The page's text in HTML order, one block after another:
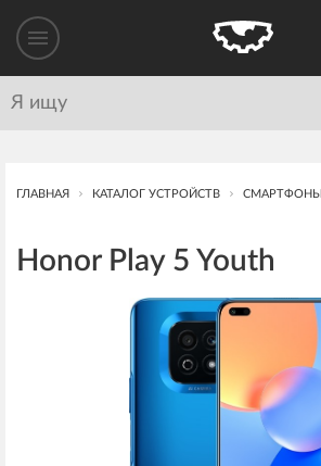
ГЛАВНАЯ КАТАЛОГ УСТРОЙСТВ СМАРТФОНЫ
Honor Play 5 Youth